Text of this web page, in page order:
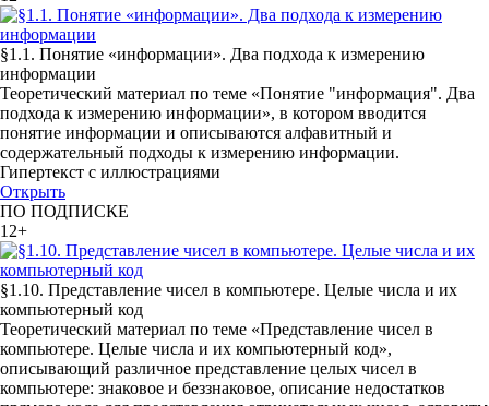
§1.1. Понятие «информации». Два подхода к измерению
информации
Теоретический материал по теме «Понятие "информация". Два
подхода к измерению информации», в котором вводится
понятие информации и описываются алфавитный и
содержательный подходы к измерению информации.
Гипертекст с иллюстрациями
Открыть
ПО ПОДПИСКЕ
12+
§1.10. Представление чисел в компьютере. Целые числа и их
компьютерный код
Теоретический материал по теме «Представление чисел в
компьютере. Целые числа и их компьютерный код»,
описывающий различное представление целых чисел в
компьютере: знаковое и беззнаковое, описание недостатков